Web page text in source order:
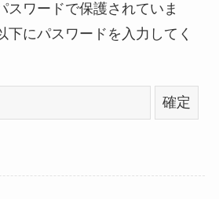
スワードで保護されていま
下にパスワードを入力してく